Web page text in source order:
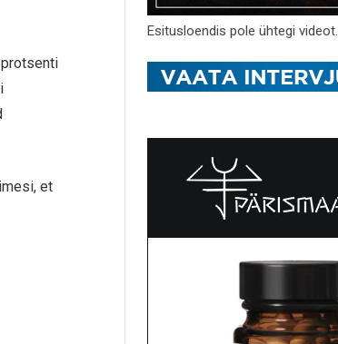
et
Esitusloendis pole ühtegi videot.